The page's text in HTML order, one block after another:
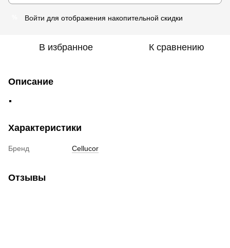
Войти для отображения накопительной скидки
В избранное К сравнению
Описание
Характеристики
Бренд Cellucor
Отзывы